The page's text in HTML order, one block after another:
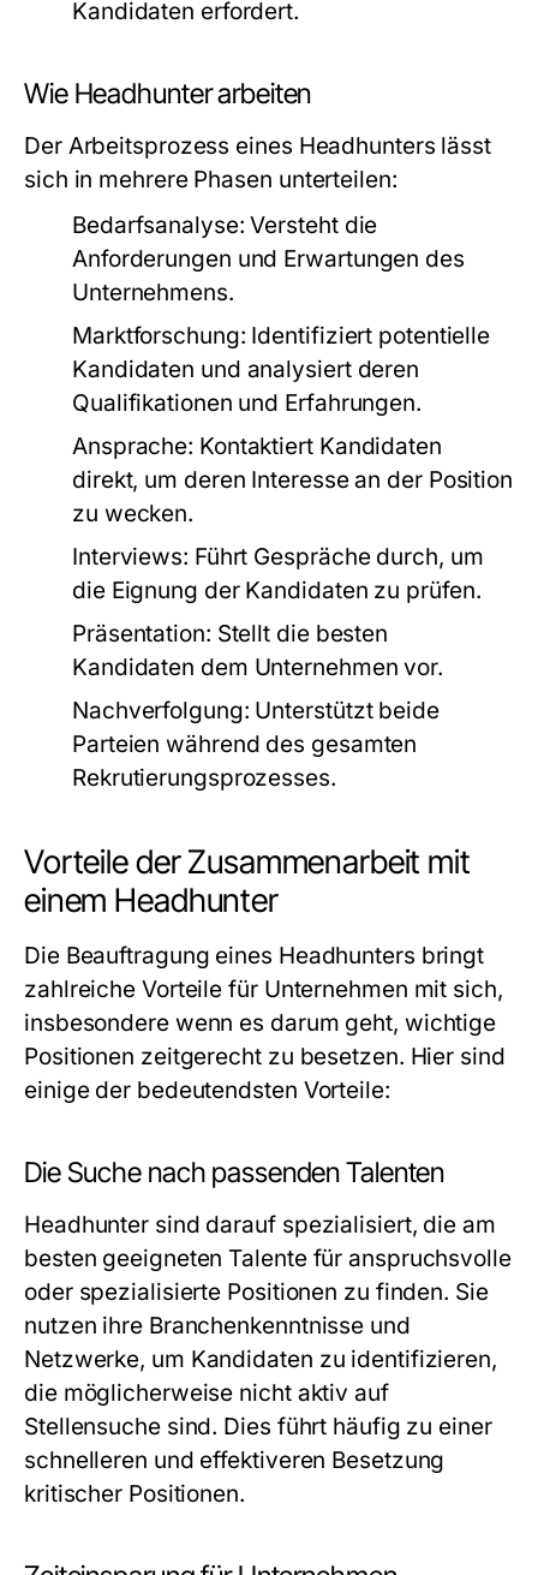
Kandidaten erfordert.
Wie Headhunter arbeiten
Der Arbeitsprozess eines Headhunters lässt
sich in mehrere Phasen unterteilen:
Bedarfsanalyse: Versteht die
Anforderungen und Erwartungen des
Unternehmens.
Marktforschung: Identifiziert potentielle
Kandidaten und analysiert deren
Qualifikationen und Erfahrungen.
Ansprache: Kontaktiert Kandidaten
direkt, um deren Interesse an der Position
zu wecken.
Interviews: Führt Gespräche durch, um
die Eignung der Kandidaten zu prüfen.
Präsentation: Stellt die besten
Kandidaten dem Unternehmen vor.
Nachverfolgung: Unterstützt beide
Parteien während des gesamten
Rekrutierungsprozesses.
Vorteile der Zusammenarbeit mit
einem Headhunter
Die Beauftragung eines Headhunters bringt
zahlreiche Vorteile für Unternehmen mit sich,
insbesondere wenn es darum geht, wichtige
Positionen zeitgerecht zu besetzen. Hier sind
einige der bedeutendsten Vorteile:
Die Suche nach passenden Talenten
Headhunter sind darauf spezialisiert, die am
besten geeigneten Talente für anspruchsvolle
oder spezialisierte Positionen zu finden. Sie
nutzen ihre Branchenkenntnisse und
Netzwerke, um Kandidaten zu identifizieren,
die möglicherweise nicht aktiv auf
Stellensuche sind. Dies führt häufig zu einer
schnelleren und effektiveren Besetzung
kritischer Positionen.